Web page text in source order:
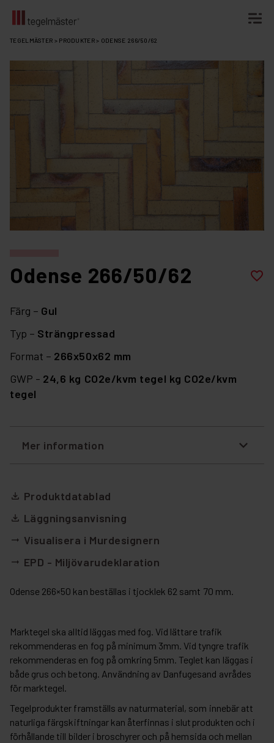
Fortsätt
till
innehållet
TEGELMÄSTER > PRODUKTER> ODENSE 266/50/62
Odense 266/50/62 favorite_border
Färg – Gul
Typ – Strängpressad
Format – 266x50x62 mm
GWP - 24,6 kg CO2e/kvm tegel kg CO2e/kvm
tegel
Mer information
file_download Produktdatablad
file_download Läggningsanvisning
arrow_right_alt Visualisera i Murdesignern
arrow_right_alt EPD - Miljövarudeklaration
Odense 266×50 kan beställas i tjocklek 62 samt 70 mm.
Marktegel ska alltid läggas med fog. Vid lättare trafik
rekommenderas en fog på minimum 3mm. Vid tyngre trafik
rekommenderas en fog på omkring 5mm. Teglet kan läggas i
både grus och betong. Användning av Danfugesand avrådes
för marktegel.
Tegelprodukter framställs av naturmaterial, som innebär att
naturliga färgskiftningar kan återfinnas i slutprodukten och i
förhållande till bilder i broschyrer och på hemsida och mellan